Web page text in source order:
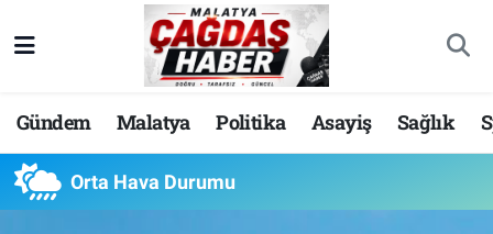
Gündem Malatya Politika Asayiş Sağlık
Orta Hava Durumu
Nöbetçi Eczaneler
Hava Durumu
Malatya Namaz Vakitleri